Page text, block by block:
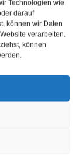
Technologien wie
darauf
können wir Daten
verarbeiten.
können
hochwertigen
aktuellen